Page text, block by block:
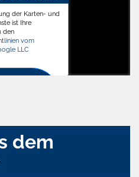
der Karten- und
ist Ihre
den
vom
LLC
dem